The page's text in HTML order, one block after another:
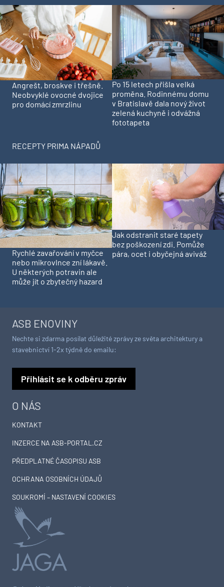
Angrešt, broskve i třešně.
Neobvyklé ovocné dvojice
pro domácí zmrzlinu
Po 15 letech přišla velká
proměna. Rodinnému domu
v Bratislavě dala nový život
zelená kuchyně i odvážná
fototapeta
RECEPTY PRIMA NÁPADŮ
Rychlé zavařování v myčce
nebo mikrovlnce zní lákavě.
U některých potravin ale
může jít o zbytečný hazard
Jak odstranit staré tapety
bez poškození zdi. Pomůže
pára, ocet i obyčejná aviváž
O NÁS
KONTAKT
INZERCE NA ASB-PORTAL.CZ
PŘEDPLATNÉ ČASOPISU ASB
OCHRANA OSOBNÍCH ÚDAJŮ
SOUKROMÍ – NASTAVENÍ COOKIES
ASB ENOVINY
Nechte si zdarma posílat důležité zprávy ze světa architektury a
stavebnictví 1-2x týdně do emailu:
Přihlásit se k odběru zpráv